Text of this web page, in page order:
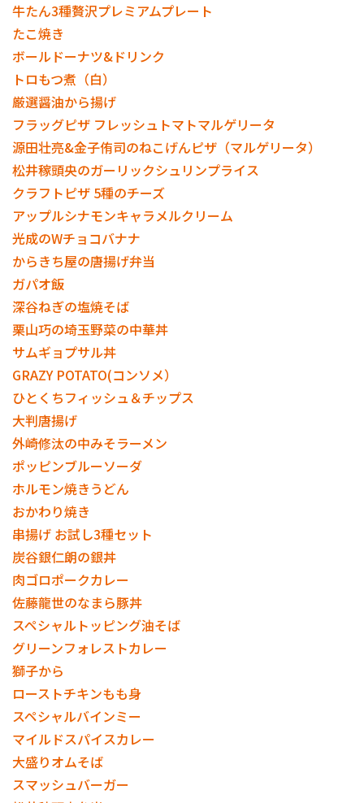
牛たん3種贅沢プレミアムプレート
たこ焼き
ボールドーナツ&ドリンク
トロもつ煮（白）
厳選醤油から揚げ
フラッグピザ フレッシュトマトマルゲリータ
源田壮亮&金子侑司のねこげんピザ（マルゲリータ）
松井稼頭央のガーリックシュリンプライス
クラフトピザ 5種のチーズ
アップルシナモンキャラメルクリーム
光成のWチョコバナナ
からきち屋の唐揚げ弁当
ガパオ飯
深谷ねぎの塩焼そば
栗山巧の埼玉野菜の中華丼
サムギョプサル丼
GRAZY POTATO(コンソメ）
ひとくちフィッシュ＆チップス
大判唐揚げ
外崎修汰の中みそラーメン
ポッピンブルーソーダ
ホルモン焼きうどん
おかわり焼き
串揚げ お試し3種セット
炭谷銀仁朗の銀丼
肉ゴロポークカレー
佐藤龍世のなまら豚丼
スペシャルトッピング油そば
グリーンフォレストカレー
獅子から
ローストチキンもも身
スペシャルバインミー
マイルドスパイスカレー
大盛りオムそば
スマッシュバーガー